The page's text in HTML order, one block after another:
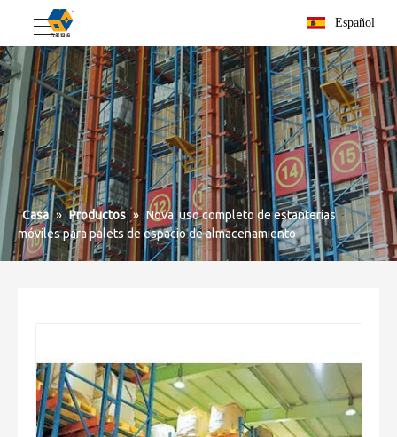
Español
Casa » Productos » Nova: uso completo de estanterías
móviles para palets de espacio de almacenamiento